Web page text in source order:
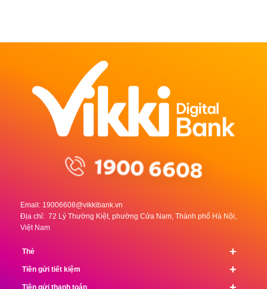
Email: 19006608@vikkibank.vn
Địa chỉ: 72 Lý Thường Kiệt, phường Cửa Nam, Thành phố Hà Nội,
Việt Nam
+
Thẻ
+
Tiền gửi tiết kiệm